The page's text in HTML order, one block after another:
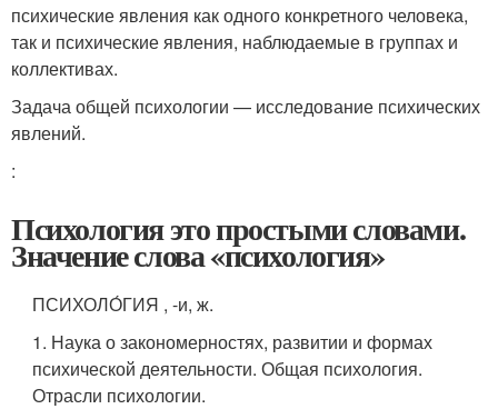
психические явления как одного конкретного человека,
так и психические явления, наблюдаемые в группах и
коллективах.
Задача общей психологии — исследование психических
явлений.
:
Психология это простыми словами.
Значение слова «психология»
ПСИХОЛО́ГИЯ , -и, ж.
1. Наука о закономерностях, развитии и формах
психической деятельности. Общая психология.
Отрасли психологии.